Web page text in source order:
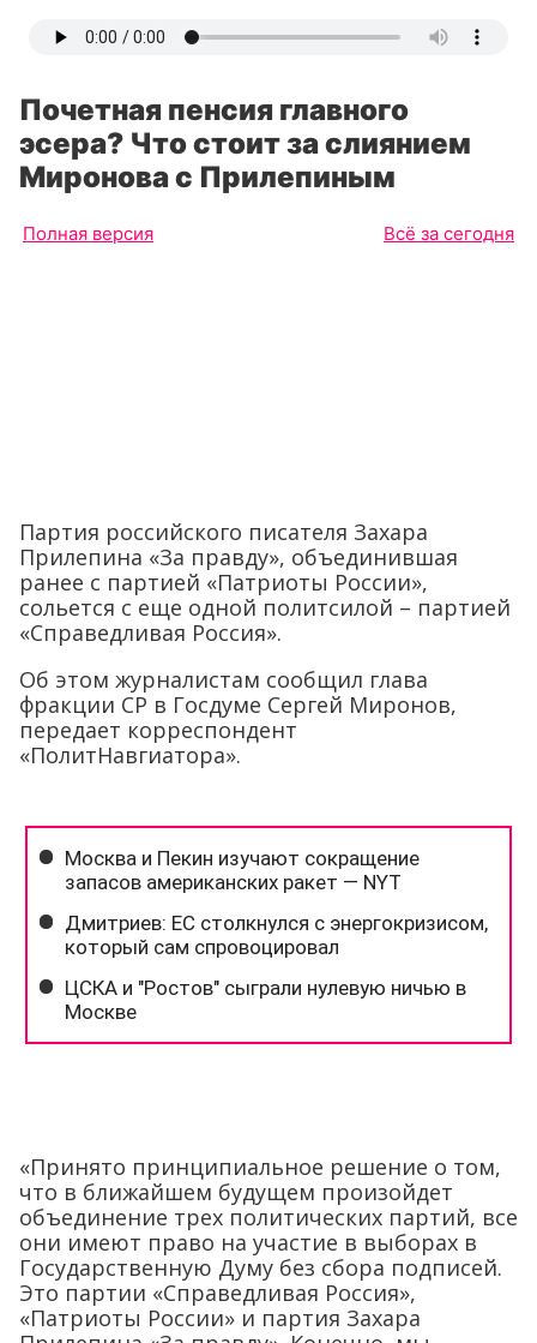
Почетная пенсия главного
эсера? Что стоит за слиянием
Миронова с Прилепиным
Полная версия Всё за сегодня
Партия российского писателя Захара
Прилепина «За правду», объединившая
ранее с партией «Патриоты России»,
сольется с еще одной политсилой – партией
«Справедливая Россия».
Об этом журналистам сообщил глава
фракции СР в Госдуме Сергей Миронов,
передает корреспондент
«ПолитНавгиатора».
«Принято принципиальное решение о том,
что в ближайшем будущем произойдет
объединение трех политических партий, все
они имеют право на участие в выборах в
Государственную Думу без сбора подписей.
Это партии «Справедливая Россия»,
«Патриоты России» и партия Захара